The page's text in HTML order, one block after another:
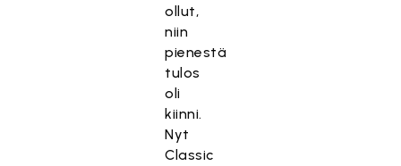
ollut,
niin
pienestä
tulos
oli
kiinni.
Nyt
Classic